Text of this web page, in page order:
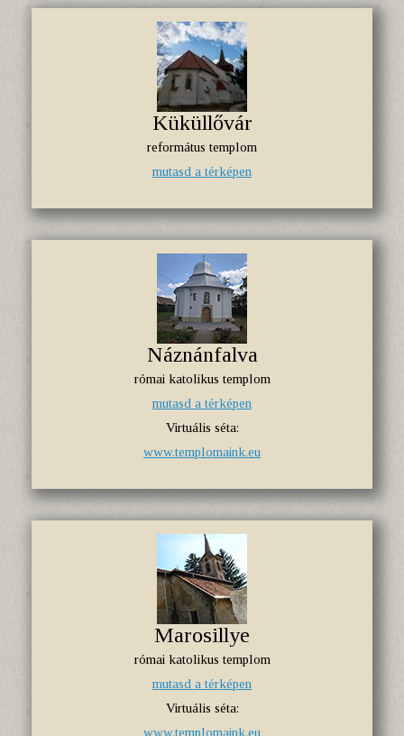
Küküllővár
református templom
mutasd a térképen
Náznánfalva
római katolikus templom
mutasd a térképen
Virtuális séta:
www.templomaink.eu
Marosillye
római katolikus templom
mutasd a térképen
Virtuális séta:
www.templomaink.eu